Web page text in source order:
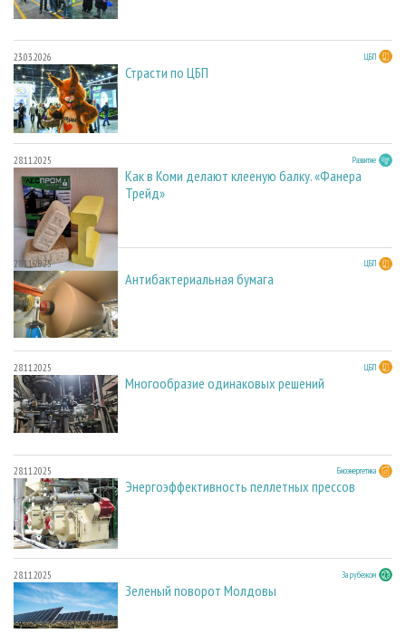
23.03.2026 ЦБП
Страсти по ЦБП
28.11.2025 Развитие
Как в Коми делают клееную балку. «Фанера
Трейд»
28.11.2025 ЦБП
Антибактериальная бумага
28.11.2025 ЦБП
Многообразие одинаковых решений
28.11.2025 Биоэнергетика
Энергоэффективность пеллетных прессов
28.11.2025 За рубежом
Зеленый поворот Молдовы